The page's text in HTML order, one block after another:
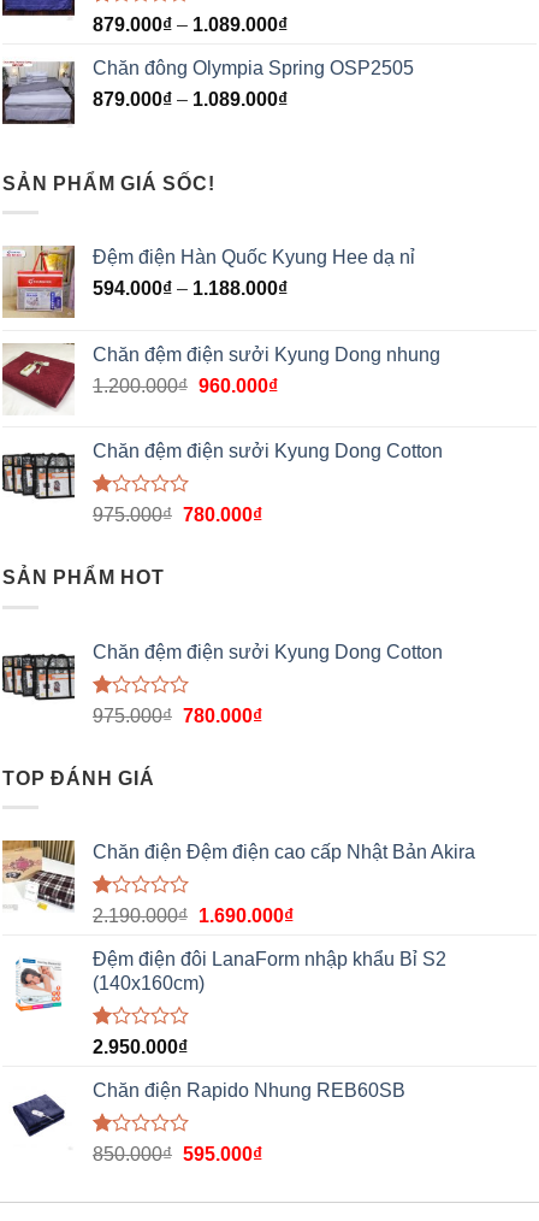
Được
hạng
1.00
5
879.000₫ – 1.089.000₫
Chăn đông Olympia Spring OSP2505
879.000₫ – 1.089.000₫
SẢN PHẨM GIÁ SỐC!
Đệm điện Hàn Quốc Kyung Hee dạ nỉ
594.000₫ – 1.188.000₫
Chăn đệm điện sưởi Kyung Dong nhung
1.200.000₫ 960.000₫
Chăn đệm điện sưởi Kyung Dong Cotton
Được
1.00
5
975.000₫ 780.000₫
SẢN PHẨM HOT
Chăn đệm điện sưởi Kyung Dong Cotton
Được
1.00
5
975.000₫ 780.000₫
TOP ĐÁNH GIÁ
Chăn điện Đệm điện cao cấp Nhật Bản Akira
Được
hạng
1.00
5
sao
2.190.000₫ 1.690.000₫
Đệm điện đôi LanaForm nhập khẩu Bỉ S2
(140x160cm)
Được
hạng
1.00
5
2.950.000₫
Chăn điện Rapido Nhung REB60SB
Được
1.00
850.000₫ 595.000₫